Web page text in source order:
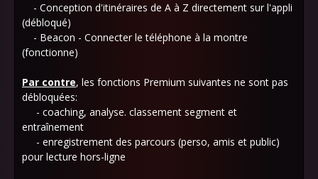
- Conception d'itinéraires de A à Z directement sur l'appli
(débloqué)
- Beacon - Connecter le téléphone à la montre
(fonctionne)
Par contre, les fonctions Premium suivantes ne sont pas
débloquées:
- coaching, analyse. classement segment et
entraînement
- enregistrement des parcours (perso, amis et public)
pour lecture hors-ligne